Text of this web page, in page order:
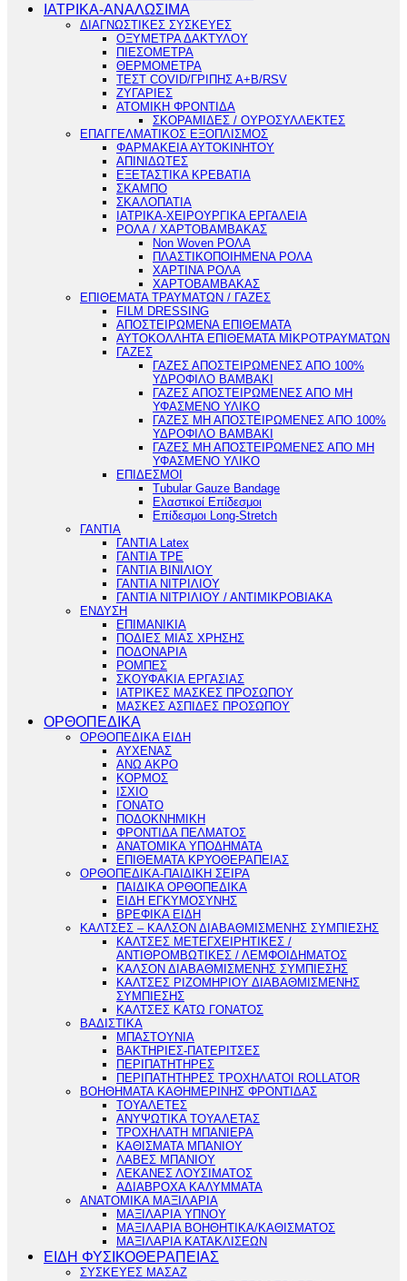
ΙΑΤΡΙΚΑ-ΑΝΑΛΩΣΙΜΑ
ΔΙΑΓΝΩΣΤΙΚΕΣ ΣΥΣΚΕΥΕΣ
ΟΞΥΜΕΤΡΑ ΔΑΚΤΥΛΟΥ
ΠΙΕΣΟΜΕΤΡΑ
ΘΕΡΜΟΜΕΤΡΑ
ΤΕΣΤ COVID/ΓΡΙΠΗΣ Α+Β/RSV
ΖΥΓΑΡΙΕΣ
ΑΤΟΜΙΚΗ ΦΡΟΝΤΙΔΑ
ΣΚΟΡΑΜΙΔΕΣ / ΟΥΡΟΣΥΛΛΕΚΤΕΣ
ΕΠΑΓΓΕΛΜΑΤΙΚΟΣ ΕΞΟΠΛΙΣΜΟΣ
ΦΑΡΜΑΚΕΙΑ ΑΥΤΟΚΙΝΗΤΟΥ
ΑΠΙΝΙΔΩΤΕΣ
ΕΞΕΤΑΣΤΙΚΑ ΚΡΕΒΑΤΙΑ
ΣΚΑΜΠΟ
ΣΚΑΛΟΠΑΤΙΑ
ΙΑΤΡΙΚΑ-ΧΕΙΡΟΥΡΓΙΚΑ ΕΡΓΑΛΕΙΑ
ΡΟΛΑ / ΧΑΡΤΟΒΑΜΒΑΚΑΣ
Non Woven ΡΟΛΑ
ΠΛΑΣΤΙΚΟΠΟΙΗΜΕΝΑ ΡΟΛΑ
ΧΑΡΤΙΝΑ ΡΟΛΑ
ΧΑΡΤΟΒΑΜΒΑΚΑΣ
ΕΠΙΘΕΜΑΤΑ ΤΡΑΥΜΑΤΩΝ / ΓΑΖΕΣ
FILM DRESSING
ΑΠΟΣΤΕΙΡΩΜΕΝΑ ΕΠΙΘΕΜΑΤΑ
ΑΥΤΟΚΟΛΛΗΤΑ ΕΠΙΘΕΜΑΤΑ ΜΙΚΡΟΤΡΑΥΜΑΤΩΝ
ΓΑΖΕΣ
ΓΑΖΕΣ ΑΠΟΣΤΕΙΡΩΜΕΝΕΣ ΑΠΟ 100%
ΥΔΡΟΦΙΛΟ ΒΑΜΒΑΚΙ
ΓΑΖΕΣ ΑΠΟΣΤΕΙΡΩΜΕΝΕΣ ΑΠΟ ΜΗ
ΥΦΑΣΜΕΝΟ ΥΛΙΚΟ
ΓΑΖΕΣ ΜΗ ΑΠΟΣΤΕΙΡΩΜΕΝΕΣ ΑΠΟ 100%
ΥΔΡΟΦΙΛΟ ΒΑΜΒΑΚΙ
ΓΑΖΕΣ ΜΗ ΑΠΟΣΤΕΙΡΩΜΕΝΕΣ ΑΠΟ ΜΗ
ΥΦΑΣΜΕΝΟ ΥΛΙΚΟ
ΕΠΙΔΕΣΜΟΙ
Tubular Gauze Bandage
Ελαστικοί Επίδεσμοι
Επίδεσμοι Long-Stretch
ΓΑΝΤΙΑ
ΓΑΝΤΙΑ Latex
ΓΑΝΤΙΑ TPE
ΓΑΝΤΙΑ ΒΙΝΙΛΙΟΥ
ΓΑΝΤΙΑ ΝΙΤΡΙΛΙΟΥ
ΓΑΝΤΙΑ ΝΙΤΡΙΛΙΟΥ / ΑΝΤΙΜΙΚΡΟΒΙΑΚΑ
ΕΝΔΥΣΗ
ΕΠΙΜΑΝΙΚΙΑ
ΠΟΔΙΕΣ ΜΙΑΣ ΧΡΗΣΗΣ
ΠΟΔΟΝΑΡΙΑ
ΡΟΜΠΕΣ
ΣΚΟΥΦΑΚΙΑ ΕΡΓΑΣΙΑΣ
ΙΑΤΡΙΚΕΣ ΜΑΣΚΕΣ ΠΡΟΣΩΠΟΥ
ΜΑΣΚΕΣ ΑΣΠΙΔΕΣ ΠΡΟΣΩΠΟΥ
ΟΡΘΟΠΕΔΙΚΑ
ΟΡΘΟΠΕΔΙΚΑ ΕΙΔΗ
ΑΥΧΕΝΑΣ
ΑΝΩ ΑΚΡΟ
ΚΟΡΜΟΣ
ΙΣΧΙΟ
ΓΟΝΑΤΟ
ΠΟΔΟΚΝΗΜΙΚΗ
ΦΡΟΝΤΙΔΑ ΠΕΛΜΑΤΟΣ
ΑΝΑΤΟΜΙΚΑ ΥΠΟΔΗΜΑΤΑ
ΕΠΙΘΕΜΑΤΑ ΚΡΥΟΘΕΡΑΠΕΙΑΣ
ΟΡΘΟΠΕΔΙΚΑ-ΠΑΙΔΙΚΗ ΣΕΙΡΑ
ΠΑΙΔΙΚΑ ΟΡΘΟΠΕΔΙΚΑ
ΕΙΔΗ ΕΓΚΥΜΟΣΥΝΗΣ
ΒΡΕΦΙΚΑ ΕΙΔΗ
ΚΑΛΤΣΕΣ – ΚΑΛΣΟΝ ΔΙΑΒΑΘΜΙΣΜΕΝΗΣ ΣΥΜΠΙΕΣΗΣ
ΚΑΛΤΣΕΣ ΜΕΤΕΓΧΕΙΡΗΤΙΚΕΣ /
ΑΝΤΙΘΡΟΜΒΩΤΙΚΕΣ / ΛΕΜΦΟΙΔΗΜΑΤΟΣ
ΚΑΛΣΟΝ ΔΙΑΒΑΘΜΙΣΜΕΝΗΣ ΣΥΜΠΙΕΣΗΣ
ΚΑΛΤΣΕΣ ΡΙΖΟΜΗΡΙΟΥ ΔΙΑΒΑΘΜΙΣΜΕΝΗΣ
ΣΥΜΠΙΕΣΗΣ
ΚΑΛΤΣΕΣ ΚΑΤΩ ΓΟΝΑΤΟΣ
ΒΑΔΙΣΤΙΚΑ
ΜΠΑΣΤΟΥΝΙΑ
ΒΑΚΤΗΡΙΕΣ-ΠΑΤΕΡΙΤΣΕΣ
ΠΕΡΙΠΑΤΗΤΗΡΕΣ
ΠΕΡΙΠΑΤΗΤΗΡΕΣ ΤΡΟΧΗΛΑΤΟΙ ROLLATOR
ΒΟΗΘΗΜΑΤΑ ΚΑΘΗΜΕΡΙΝΗΣ ΦΡΟΝΤΙΔΑΣ
ΤΟΥΑΛΕΤΕΣ
ΑΝΥΨΩΤΙΚΑ ΤΟΥΑΛΕΤΑΣ
ΤΡΟΧΗΛΑΤΗ ΜΠΑΝΙΕΡΑ
ΚΑΘΙΣΜΑΤΑ ΜΠΑΝΙΟΥ
ΛΑΒΕΣ ΜΠΑΝΙΟΥ
ΛΕΚΑΝΕΣ ΛΟΥΣΙΜΑΤΟΣ
ΑΔΙΑΒΡΟΧΑ ΚΑΛΥΜΜΑΤΑ
ΑΝΑΤΟΜΙΚΑ ΜΑΞΙΛΑΡΙΑ
ΜΑΞΙΛΑΡΙΑ ΥΠΝΟΥ
ΜΑΞΙΛΑΡΙΑ ΒΟΗΘΗΤΙΚΑ/ΚΑΘΙΣΜΑΤΟΣ
ΜΑΞΙΛΑΡΙΑ ΚΑΤΑΚΛΙΣΕΩΝ
ΕΙΔΗ ΦΥΣΙΚΟΘΕΡΑΠΕΙΑΣ
ΣΥΣΚΕΥΕΣ ΜΑΣΑΖ